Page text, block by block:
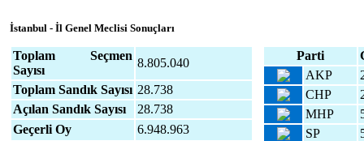
İstanbul - İl Genel Meclisi Sonuçları
Toplam Seçmen
Sayısı
8.805.040
Toplam Sandık Sayısı 28.738
Açılan Sandık Sayısı
28.738
Geçerli Oy
6.948.963
Parti
AKP
CHP
MHP
SP